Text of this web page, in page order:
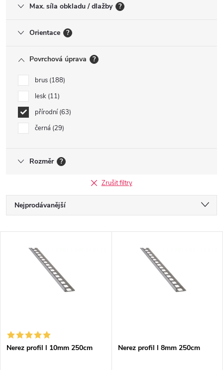
Max. síla obkladu / dlažby ?
Orientace ?
Povrchová úprava ?
brus 188
lesk 11
přírodní 63
černá 29
Rozměr ?
Zrušit filtry
Ř
a
í
p
Nejprodávanější
Abecedně
s
Nerez profil l 10mm 250cm Nerez profil l 8mm 250cm